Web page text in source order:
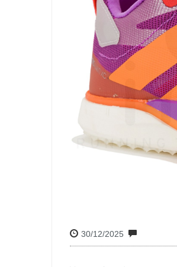
30/12/2025